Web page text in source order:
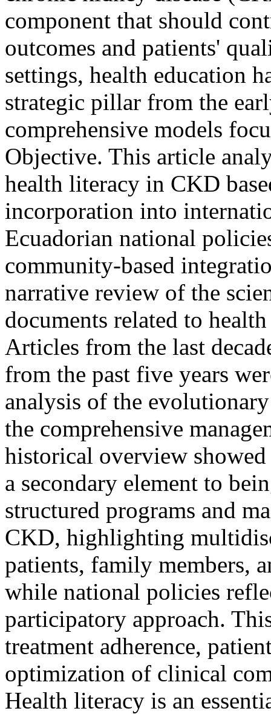
component that should
outcomes and patients'
settings, health education
strategic pillar from the
comprehensive models
Objective. This article
health literacy in CKD
incorporation into
Ecuadorian national
community-based
narrative review of the
documents related to
Articles from the last
from the past five years
analysis of the
the comprehensive
historical overview
a secondary element to
structured programs and
CKD, highlighting
patients, family members,
while national policies
participatory approach.
treatment adherence,
optimization of clinical
Health literacy is an